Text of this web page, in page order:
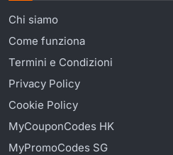
Chi siamo
Come funziona
Termini e Condizioni
Privacy Policy
Cookie Policy
MyCouponCodes HK
MyPromoCodes SG